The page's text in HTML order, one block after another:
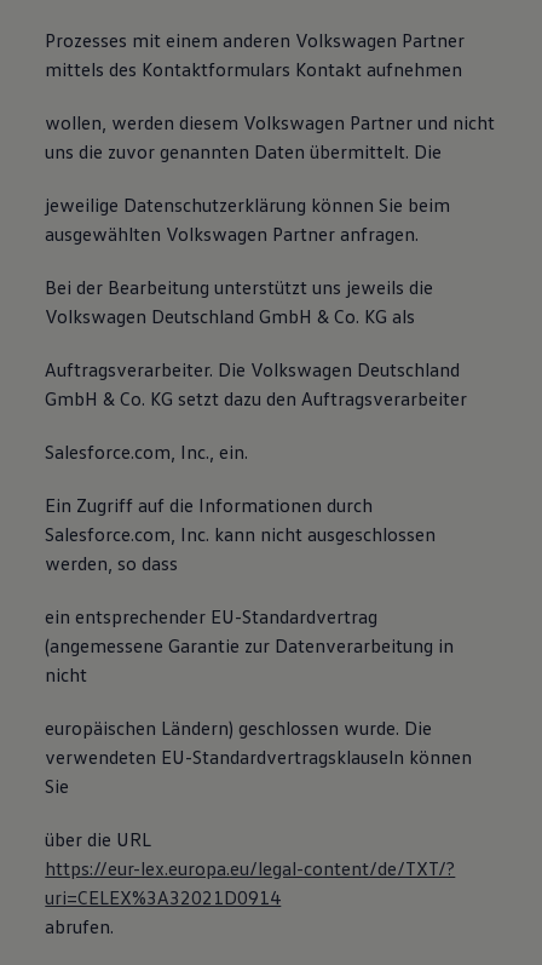
Prozesses mit einem anderen Volkswagen Partner
mittels des Kontaktformulars Kontakt aufnehmen
wollen, werden diesem Volkswagen Partner und nicht
uns die zuvor genannten Daten übermittelt. Die
jeweilige Datenschutzerklärung können Sie beim
ausgewählten Volkswagen Partner anfragen.
Bei der Bearbeitung unterstützt uns jeweils die
Volkswagen Deutschland GmbH & Co. KG als
Auftragsverarbeiter. Die Volkswagen Deutschland
GmbH & Co. KG setzt dazu den Auftragsverarbeiter
Salesforce.com, Inc., ein.
Ein Zugriff auf die Informationen durch
Salesforce.com, Inc. kann nicht ausgeschlossen
werden, so dass
ein entsprechender EU-Standardvertrag
(angemessene Garantie zur Datenverarbeitung in
nicht
europäischen Ländern) geschlossen wurde. Die
verwendeten EU-Standardvertragsklauseln können
Sie
über die URL
https://eur-lex.europa.eu/legal-content/de/TXT/?
uri=CELEX%3A32021D0914
abrufen.